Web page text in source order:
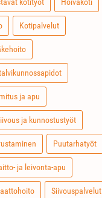
Kotipalvelut
ja apu
ja kunnostustyöt
Puutarhatyöt
ja leivonta-apu
Siivouspalvelut